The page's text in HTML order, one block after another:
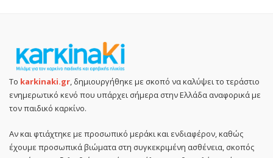
Το karkinaki.gr, δημιουργήθηκε με σκοπό να καλύψει το τεράστιο
ενημερωτικό κενό που υπάρχει σήμερα στην Ελλάδα αναφορικά με
τον παιδικό καρκίνο.
Αν και φτιάχτηκε με προσωπικό μεράκι και ενδιαφέρον, καθώς
έχουμε προσωπικά βιώματα στη συγκεκριμένη ασθένεια, σκοπός